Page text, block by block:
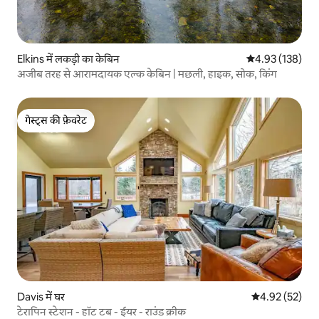
Elkins में लकड़ी का केबिन औसत रेटिंग 5 में से
4.93 (138)
अजीब तरह से आरामदायक एल्क केबिन | मछली, हाइक, सोक, किंग
गेस्ट्स की फ़ेवरेट
गेस्ट्स की फ़ेवरेट
Davis में घर औसत रेटिंग 5 में
4.92 (52)
टेरापिन स्टेशन - हॉट टब - ईयर - राउंड क्रीक